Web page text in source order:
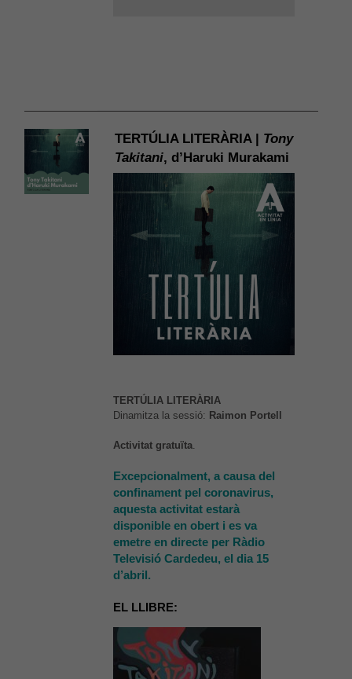
TERTÚLIA LITERÀRIA | Tony
Takitani, d’Haruki Murakami
TERTÚLIA LITERÀRIA
Dinamitza la sessió: Raimon Portell
Activitat gratuïta.
Excepcionalment, a causa del
confinament pel coronavirus,
aquesta activitat estarà
disponible en obert i es va
emetre en directe per Ràdio
Televisió Cardedeu, el dia 15
d’abril.
EL LLIBRE: